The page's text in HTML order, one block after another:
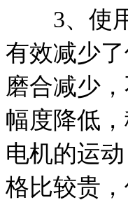
3、使用
有效减少
磨合减少
幅度降低
电机的运
格比较贵